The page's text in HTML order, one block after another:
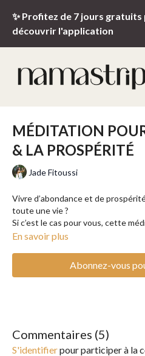
✨ Profitez de 7 jours gratuits
découvrir l'application
MÉDITATION
& LA PROSPÉRITÉ
Jade Fitoussi
Vivre d’abondance et de
toute une vie ?
Si c’est le cas pour vous, cette
bien. Prenez quelques minutes
et des énergies qui vous
La musique rajoutée dans cette
En savoir plus
Abonnez-vous
Commentaires (5)
S'identifierpour participer à la